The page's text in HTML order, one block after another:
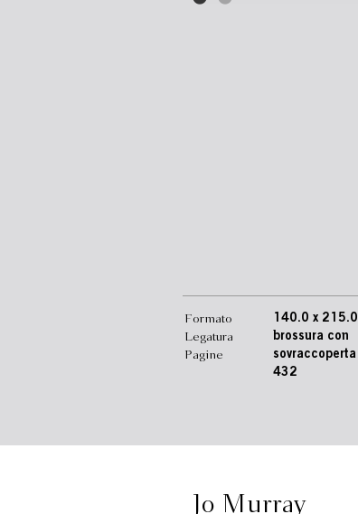
Formato
Legatura
Pagine
140.0 x 215.0
brossura con
sovraccoperta
432
Jo Murray